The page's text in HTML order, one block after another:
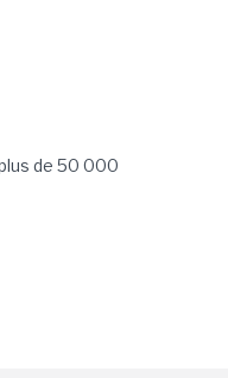
de 50 000